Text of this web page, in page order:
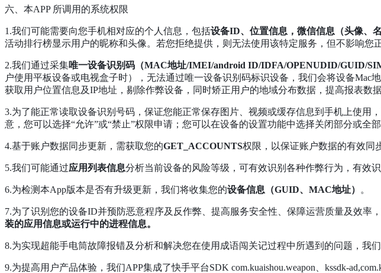
六、本APP 所调用的系统权限
1.我们可能需要向您手机相对应的个人信息，包括设备ID、位置信息，微信信息（头像、
活动排行榜显示用户的昵称和头像。若您拒绝提供，则无法使用该特定服务，但不影响您
2.我们通过采集唯一设备识别码（MAC地址/IMEI/android ID/IDFA/OPENUDID/GUID/
户使用平板设备或电视盒子时），无法通过唯一设备识别码标识设备，我们会将设备
获取用户位置信息及IP地址，剔除作弊设备，同时矫正用户的地域分布数据，提高报表数据
3.为了能正常读取设备识别号码，保证您能正常保存图片、视频或缓存信息到手机上使用
意，您可以选择“允许”或“禁止”权限申请；您可以在设备的设置功能中选择关闭部分或全
4.基于账户数据同步更新，需获取您的GET_ACCOUNTS权限，以保证账户数据的有效同
5.我们可能通过应用列表信息分析当前设备的风险等级，可有效识别各种作弊行为，有效
6.为检测本App版本是否有升级更新，我们将收集您的设备信息（GUID、MAC地址） 。
7.为了识别您的设备ID并预防恶意程序及反作弊、提高服务安全性、保障运营质量及效率
装的应用信息或运行中的进程信息。
8.为实现超能手电筒故障报错及分析和解决您在使用成语闯关记过程中所遇到的问题，我
9.为提高用户产品体验，我们APP集成了快手平台SDK com.kuaishou.weapon、kssdk-